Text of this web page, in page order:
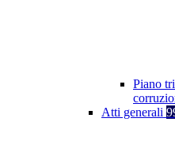
Piano
Atti generali